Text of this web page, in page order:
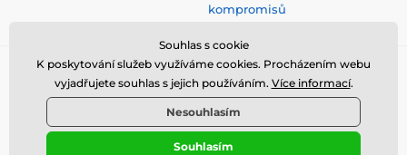
kompromisů
© 2026 www.top-crazy.cz ⦁ E-shop vytvořila
Souhlas s cookie
K poskytování služeb využíváme cookies. Procházením webu
vyjadřujete souhlas s jejich používáním. Více informací.
Nesouhlasím
Souhlasím